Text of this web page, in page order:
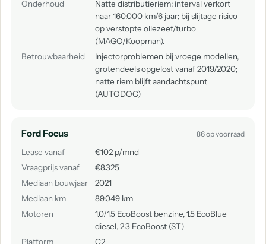
Onderhoud
Natte distributieriem: interval verkort
naar 160.000 km/6 jaar; bij slijtage risico
op verstopte oliezeef/turbo
(MAGO/Koopman).
Betrouwbaarheid
Injectorproblemen bij vroege modellen,
grotendeels opgelost vanaf 2019/2020;
natte riem blijft aandachtspunt
(AUTODOC)
Ford Focus 86 op voorraad
Lease vanaf
€102 p/mnd
Vraagprijs vanaf
€8.325
Mediaan bouwjaar
2021
Mediaan km
89.049 km
Motoren
1.0/1.5 EcoBoost benzine, 1.5 EcoBlue
diesel, 2.3 EcoBoost (ST)
Platform
C2